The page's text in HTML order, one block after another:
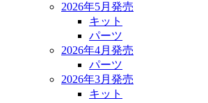
2026年5月発売
キット
パーツ
2026年4月発売
パーツ
2026年3月発売
キット